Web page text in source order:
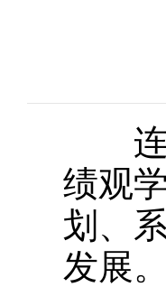
连
绩观
划、
发展。